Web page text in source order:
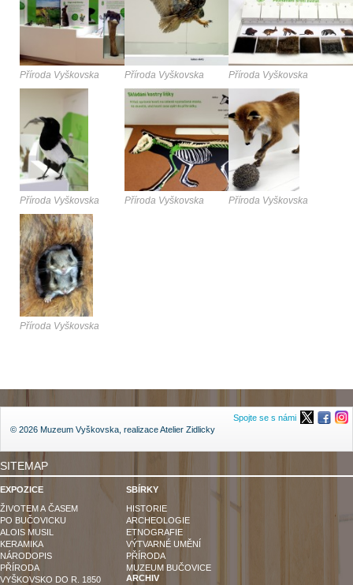
Příroda Vyškovska Příroda Vyškovska Příroda Vyškovska
Příroda Vyškovska Příroda Vyškovska Příroda Vyškovska
Příroda Vyškovska
© 2026 Muzeum Vyškovska, realizaceAtelier Zidlicky
Spojte se s námi
SITEMAP
EXPOZICE
ŽIVOTEM A ČASEM
PO BUČOVICKU
ALOIS MUSIL
KERAMIKA
NÁRODOPIS
PŘÍRODA
VYŠKOVSKO DO R. 1850
SBÍRKY
HISTORIE
ARCHEOLOGIE
ETNOGRAFIE
VÝTVARNÉ UMĚNÍ
PŘÍRODA
MUZEUM BUČOVICE
ARCHIV